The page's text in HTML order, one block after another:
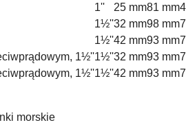
1'' 25 mm81 mm
1½''32 mm98 mm
1½''42 mm93 mm
1½''1½''32 mm93 mm
1½''1½''42 mm93 mm
morskie